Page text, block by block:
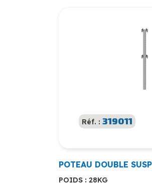
Réf. : 319011
POTEAU DOUBLE
POIDS : 28KG